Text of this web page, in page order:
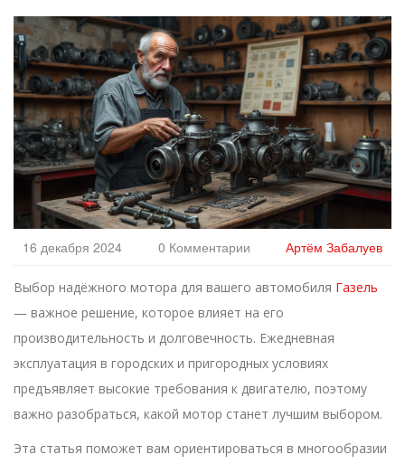
16 декабря 2024 0 Комментарии Артём Забалуев
Выбор надёжного мотора для вашего автомобиля Газель
— важное решение, которое влияет на его
производительность и долговечность. Ежедневная
эксплуатация в городских и пригородных условиях
предъявляет высокие требования к двигателю, поэтому
важно разобраться, какой мотор станет лучшим выбором.
Эта статья поможет вам ориентироваться в многообразии